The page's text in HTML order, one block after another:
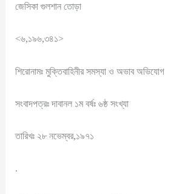
জেসিকা গুলশান তোড়া
<৬,১৯৬,৩৪১>
শিরোনামঃ মুক্তিবাহিনীর সমস্যা ও অভাব অভিযোগ
সংবাদপত্রঃ দাবানল ১ম বর্ষঃ ৬ষ্ঠ সংখ্যা
তারিখঃ ২৮ নভেম্বর,১৯৭১
.